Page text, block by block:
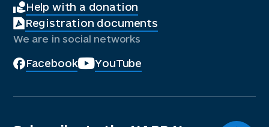
Help with a donation
Registration documents
We are in social networks
Facebook YouTube